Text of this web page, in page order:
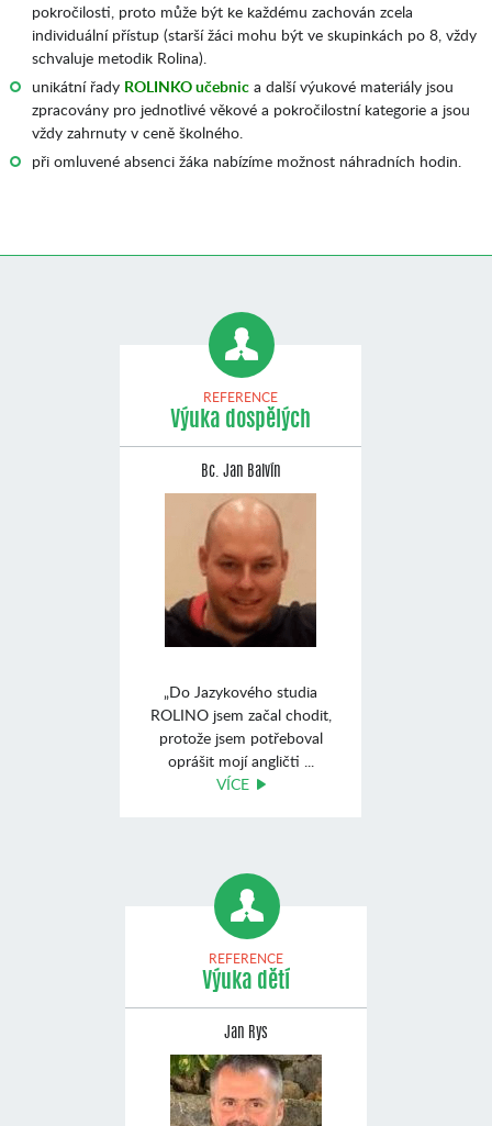
pokročilosti, proto může být ke každému zachován zcela
individuální přístup (starší žáci mohu být ve skupinkách po 8, vždy
schvaluje metodik Rolina).
unikátní řady ROLINKO učebnic a další výukové materiály jsou
zpracovány pro jednotlivé věkové a pokročilostní kategorie a jsou
vždy zahrnuty v ceně školného.
při omluvené absenci žáka nabízíme možnost náhradních hodin.
REFERENCE
Výuka dospělých
Bc. Jan Balvín
„Do Jazykového studia
ROLINO jsem začal chodit,
protože jsem potřeboval
oprášit mojí angličti ...
VÍCE
REFERENCE
Výuka dětí
Jan Rys